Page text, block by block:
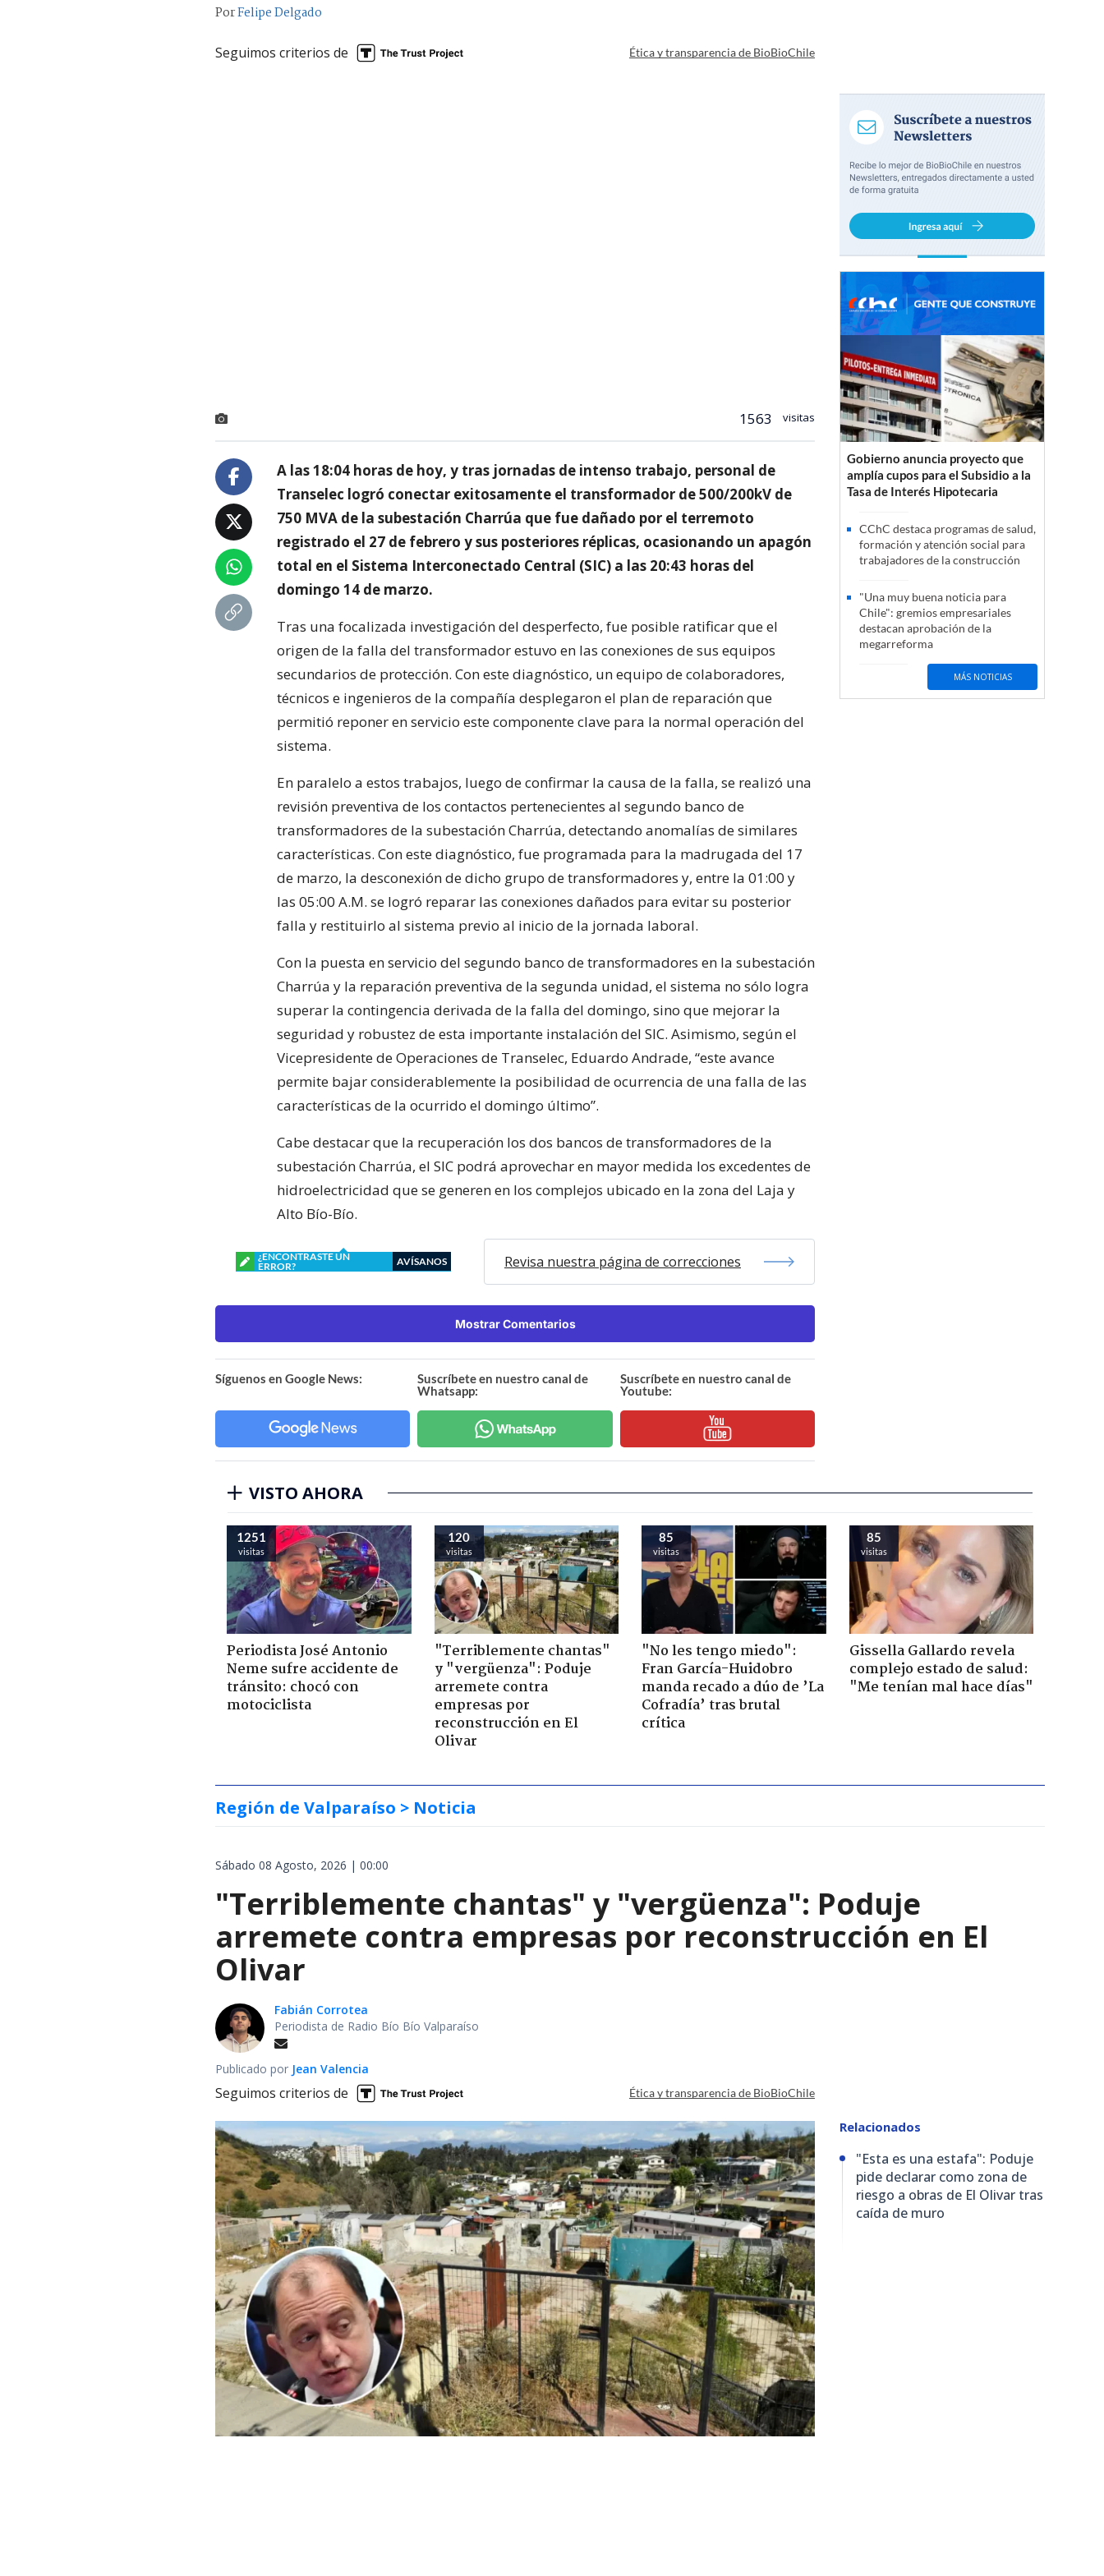
PorFelipe Delgado
Seguimos criterios de Ética y transparencia de BioBioChile
1563 visitas
A las 18:04 horas de hoy, y tras jornadas de intenso trabajo, personal de
Transelec logró conectar exitosamente el transformador de 500/200kV de
750 MVA de la subestación Charrúa que fue dañado por el terremoto
registrado el 27 de febrero y sus posteriores réplicas, ocasionando un apagón
total en el Sistema Interconectado Central (SIC) a las 20:43 horas del
domingo 14 de marzo.
Tras una focalizada investigación del desperfecto, fue posible ratificar que el
origen de la falla del transformador estuvo en las conexiones de sus equipos
secundarios de protección. Con este diagnóstico, un equipo de colaboradores,
técnicos e ingenieros de la compañía desplegaron el plan de reparación que
permitió reponer en servicio este componente clave para la normal operación del
sistema.
En paralelo a estos trabajos, luego de confirmar la causa de la falla, se realizó una
revisión preventiva de los contactos pertenecientes al segundo banco de
transformadores de la subestación Charrúa, detectando anomalías de similares
características. Con este diagnóstico, fue programada para la madrugada del 17
de marzo, la desconexión de dicho grupo de transformadores y, entre la 01:00 y
las 05:00 A.M. se logró reparar las conexiones dañados para evitar su posterior
falla y restituirlo al sistema previo al inicio de la jornada laboral.
Con la puesta en servicio del segundo banco de transformadores en la subestación
Charrúa y la reparación preventiva de la segunda unidad, el sistema no sólo logra
superar la contingencia derivada de la falla del domingo, sino que mejorar la
seguridad y robustez de esta importante instalación del SIC. Asimismo, según el
Vicepresidente de Operaciones de Transelec, Eduardo Andrade, “este avance
permite bajar considerablemente la posibilidad de ocurrencia de una falla de las
características de la ocurrido el domingo último”.
Cabe destacar que la recuperación los dos bancos de transformadores de la
subestación Charrúa, el SIC podrá aprovechar en mayor medida los excedentes de
hidroelectricidad que se generen en los complejos ubicado en la zona del Laja y
Alto Bío-Bío.
¿ENCONTRASTE UN
ERROR?
AVÍSANOS Revisa nuestra página de correcciones
Mostrar Comentarios
Síguenos en Google News:
Suscríbete en nuestro canal de
Whatsapp:
Suscríbete en nuestro canal de
Youtube:
Gobierno anuncia proyecto que
amplía cupos para el Subsidio a la
Tasa de Interés Hipotecaria
CChC destaca programas de salud,
formación y atención social para
trabajadores de la construcción
"Una muy buena noticia para
Chile": gremios empresariales
destacan aprobación de la
megarreforma
MÁS NOTICIAS
VISTO AHORA
1251
visitas
Periodista José Antonio
Neme sufre accidente de
tránsito: chocó con
motociclista
120
visitas
"Terriblemente chantas"
y "vergüenza": Poduje
arremete contra
empresas por
reconstrucción en El
Olivar
85
visitas
"No les tengo miedo":
Fran García-Huidobro
manda recado a dúo de ’La
Cofradía’ tras brutal
crítica
85
visitas
Gissella Gallardo revela
complejo estado de salud:
"Me tenían mal hace días"
Región de Valparaíso > Noticia
Sábado 08 Agosto, 2026 | 00:00
"Terriblemente chantas" y "vergüenza": Poduje
arremete contra empresas por reconstrucción en El
Olivar
Fabián Corrotea
Periodista de Radio Bío Bío Valparaíso
Publicado por Jean Valencia
Seguimos criterios de Ética y transparencia de BioBioChile
Relacionados
"Esta es una estafa": Poduje
pide declarar como zona de
riesgo a obras de El Olivar tras
caída de muro